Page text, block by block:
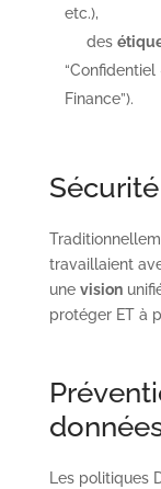
etc.),
des
Finance”).
travaillaient
une vision
protéger ET à
Les politiques